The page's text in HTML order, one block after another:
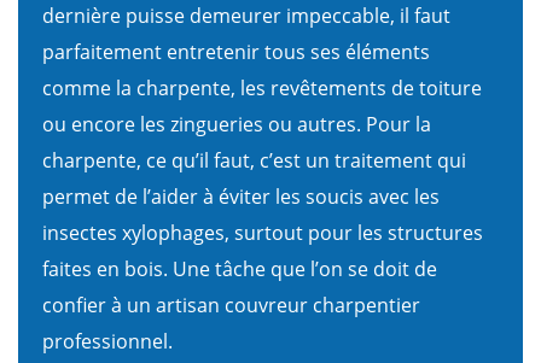
dernière puisse demeurer impeccable, il faut
parfaitement entretenir tous ses éléments
comme la charpente, les revêtements de toiture
ou encore les zingueries ou autres. Pour la
charpente, ce qu’il faut, c’est un traitement qui
permet de l’aider à éviter les soucis avec les
insectes xylophages, surtout pour les structures
faites en bois. Une tâche que l’on se doit de
confier à un artisan couvreur charpentier
professionnel.